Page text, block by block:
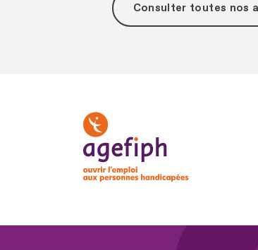
Consulter toutes nos